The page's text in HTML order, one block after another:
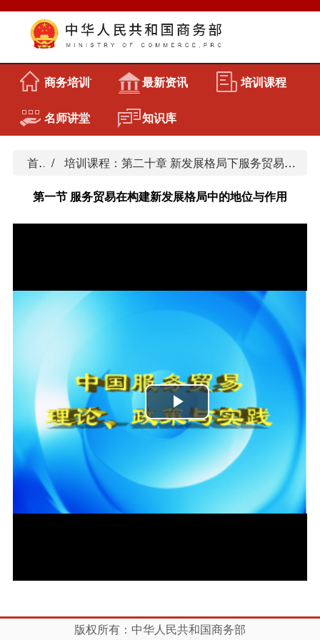
商务培训首页 最新资讯 培训课程
名师讲堂 知识库
首页 培训课程：第二十章 新发展格局下服务贸易发展战略定位与思路
第一节 服务贸易在构建新发展格局中的地位与作用
播
放
视
频
版权所有：中华人民共和国商务部